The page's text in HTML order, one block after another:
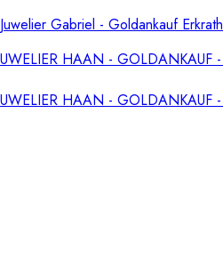
Juwelier Gabriel - Goldankauf Erkrath